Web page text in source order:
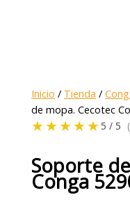
Inicio / Tienda /
de mopa. Cecotec
★★★★★ 5 / 5
Soporte
Conga